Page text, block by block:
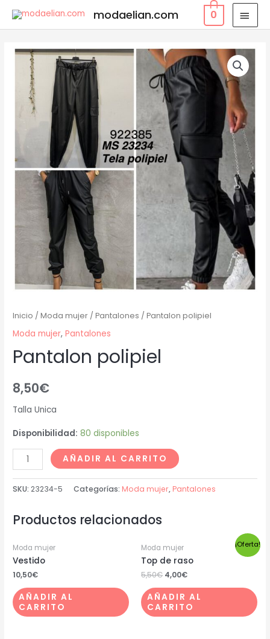
modaelian.com 0
Inicio /Moda mujer /Pantalones / Pantalon polipiel
Moda mujer,Pantalones
Pantalon polipiel
8,50€
Talla Unica
Disponibilidad: 80 disponibles
AÑADIR AL CARRITO
SKU:23234-5 Categorías: Moda mujer, Pantalones
Productos relacionados
Moda mujer
Vestido
10,50€
AÑADIR AL
CARRITO
¡Oferta!
Moda mujer
Top de raso
5,50€ 4,00€
AÑADIR AL
CARRITO